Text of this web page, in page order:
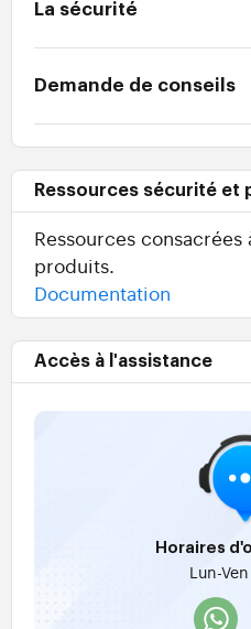
La sécurité
Demande de conseils
Ressources sécurité et
Ressources
produits.
Documentation
Accès à l'assistance
Horaires
Lun-